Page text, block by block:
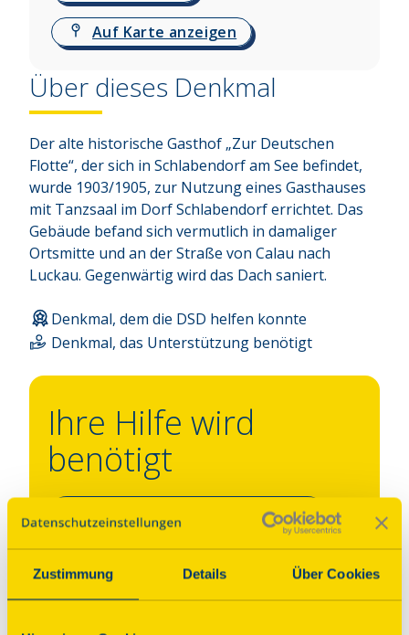
Zustimmung Details Über Cookies
Auf Karte anzeigen
Über dieses Denkmal
Der alte historische Gasthof „Zur Deutschen
Flotte“, der sich in Schlabendorf am See befindet,
wurde 1903/1905, zur Nutzung eines Gasthauses
mit Tanzsaal im Dorf Schlabendorf errichtet. Das
Gebäude befand sich vermutlich in damaliger
Ortsmitte und an der Straße von Calau nach
Luckau. Gegenwärtig wird das Dach saniert.
Denkmal, dem die DSD helfen konnte
Denkmal, das Unterstützung benötigt
Ihre Hilfe wird
benötigt
Dieses Denkmal unterstützen
Programm